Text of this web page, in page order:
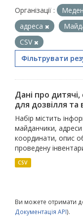
Організації :
адреса
CSV
Фільтрувати
Дані про
для дозвілля та
Набір містить
майданчики, адреси
координати, опис
проведену
CSV
Ви можете отримати
Документація API).